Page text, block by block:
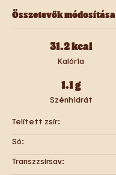
Összetevők módosítása
31.2kcal
Kalória
1.1g
Szénhidrát
Telített zsír:
Só:
Transzzsírsav: